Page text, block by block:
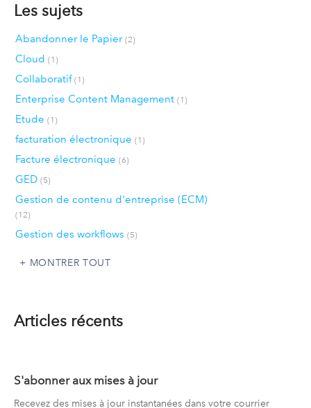
Les sujets
Abandonner le Papier (2)
Cloud (1)
Collaboratif (1)
Enterprise Content Management (1)
Etude (1)
facturation électronique (1)
Facture électronique (6)
GED (5)
Gestion de contenu d'entreprise (ECM)
(12)
Gestion des workflows (5)
MONTRER TOUT
Articles récents
S'abonner aux mises à jour
Recevez des mises à jour instantanées dans votre courrier